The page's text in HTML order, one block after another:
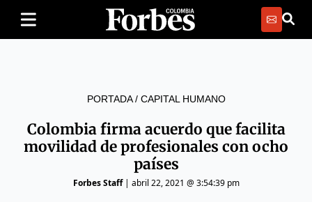
PORTADA/ CAPITAL HUMANO
Colombia firma acuerdo que facilita
movilidad de profesionales con ocho
países
Forbes Staff| abril 22, 2021 @ 3:54:39 pm